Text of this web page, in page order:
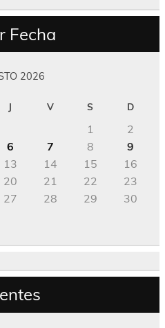
Fecha
2026
J V S D
1
2
6 7 8
9
13 14 15
16
20 21 22
23
27 28 29
30